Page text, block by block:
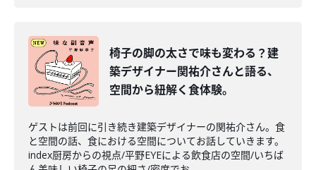
椅子の脚の太さで味も変わる？建
築デザイナー関祐介さんと語る、
空間から紐解く食体験。
ゲストは前回に引き続き建築デザイナーの関祐介さん。食
と空間の話、食における空間についてお話していきます。
index厨房からの視点/平野EYEによる飲食店の空間/いちば